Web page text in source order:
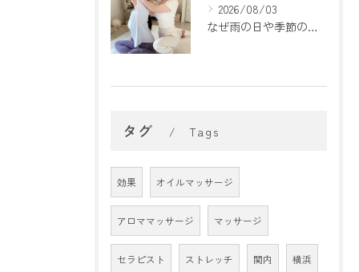
2026/08/03
なぜ雨の日や季節の変わり目は疲れやすいの？🌿
タグ Tags
効果 オイルマッサージ
アロママッサージ マッサージ
セラピスト ストレッチ 関内 横浜